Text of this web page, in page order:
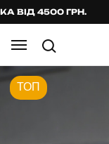
4500 ГРН.
ТОП